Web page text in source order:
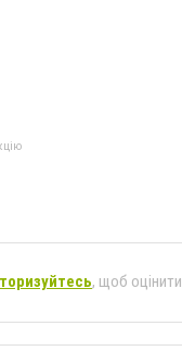
, щоб оцінити